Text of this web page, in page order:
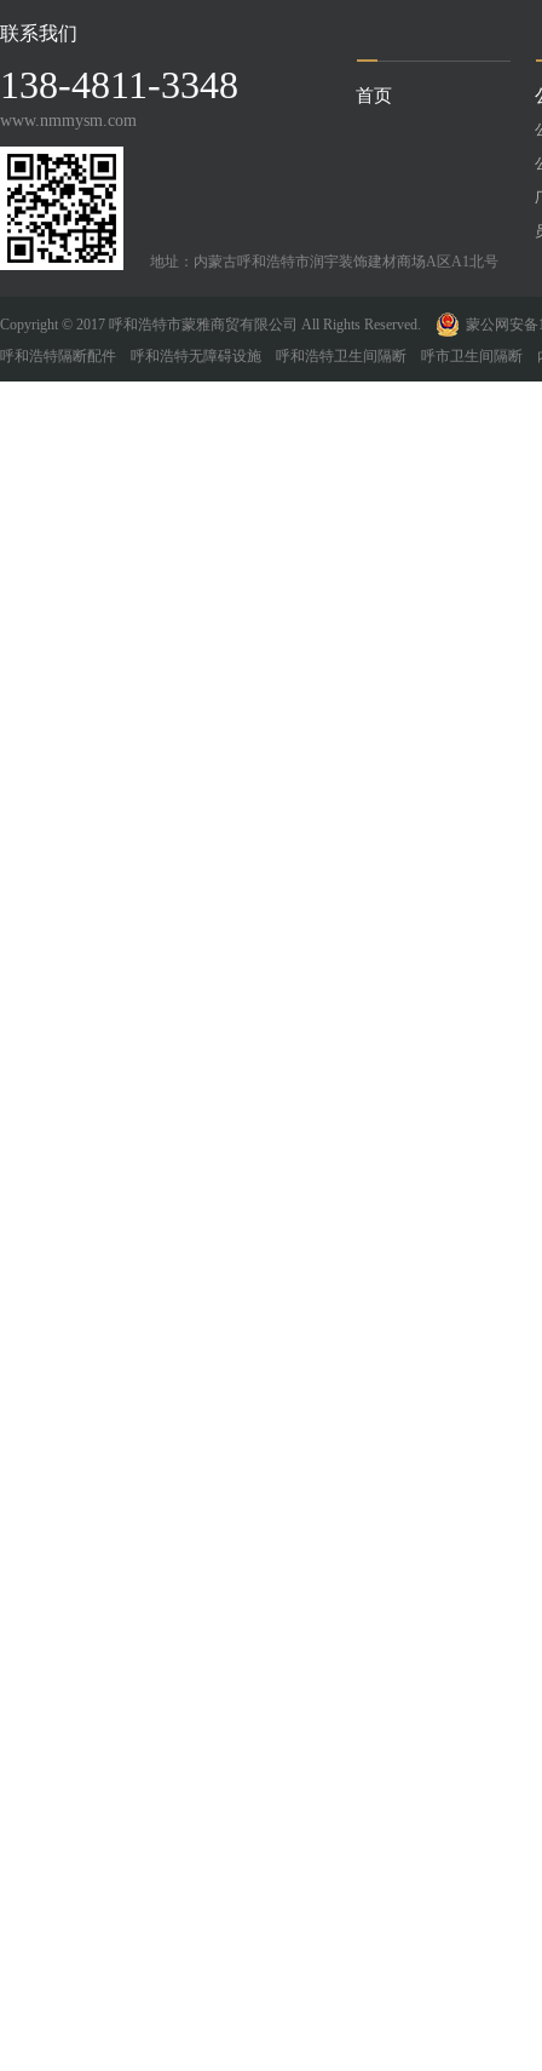
联系我们
138-4811-3348
www.nmmysm.com
地址：内蒙古呼和浩特市润宇装饰建材商场A区A1北号
首页
Copyright © 2017 呼和浩特市蒙雅商贸有限公司 All Rights Reserved.
蒙公网安备
呼和浩特隔断配件 呼和浩特无障碍设施 呼和浩特卫生间隔断 呼市卫生间隔